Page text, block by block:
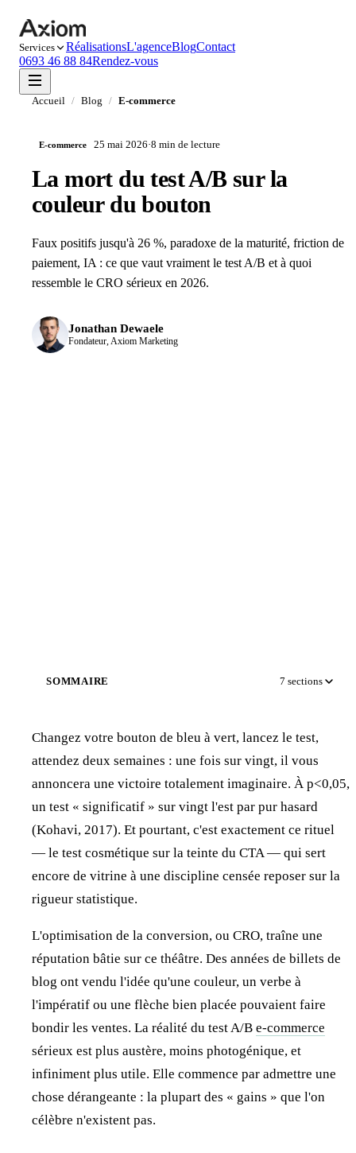
Services RéalisationsL'agenceBlogContact
0693 46 88 84Rendez-vous
Accueil / Blog / E-commerce
E-commerce 25 mai 2026·8 min de lecture
La mort du test A/B sur la
couleur du bouton
Faux positifs jusqu'à 26 %, paradoxe de la maturité, friction de
paiement, IA : ce que vaut vraiment le test A/B et à quoi
ressemble le CRO sérieux en 2026.
Jonathan Dewaele
Fondateur, Axiom Marketing
SOMMAIRE 7 sections
Changez votre bouton de bleu à vert, lancez le test,
attendez deux semaines : une fois sur vingt, il vous
annoncera une victoire totalement imaginaire. À p<0,05,
un test « significatif » sur vingt l'est par pur hasard
(Kohavi, 2017). Et pourtant, c'est exactement ce rituel
— le test cosmétique sur la teinte du CTA — qui sert
encore de vitrine à une discipline censée reposer sur la
rigueur statistique.
L'optimisation de la conversion, ou CRO, traîne une
réputation bâtie sur ce théâtre. Des années de billets de
blog ont vendu l'idée qu'une couleur, un verbe à
l'impératif ou une flèche bien placée pouvaient faire
bondir les ventes. La réalité du test A/B e-commerce
sérieux est plus austère, moins photogénique, et
infiniment plus utile. Elle commence par admettre une
chose dérangeante : la plupart des « gains » que l'on
célèbre n'existent pas.